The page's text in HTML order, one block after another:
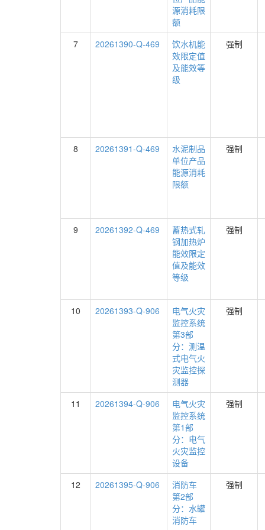
源消耗限
额
7
20261390-Q-469
饮水机能
效限定值
及能效等
级
强制
8 20261391-Q-469
水泥制品
单位产品
能源消耗
限额
强制
9 20261392-Q-469
蓄热式轧
钢加热炉
能效限定
值及能效
等级
强制
10 20261393-Q-906
电气火灾
监控系统
第3部
分：测温
式电气火
灾监控探
测器
强制
11 20261394-Q-906
电气火灾
监控系统
第1部
分：电气
火灾监控
设备
强制
12 20261395-Q-906
消防车
第2部
分：水罐
消防车
强制